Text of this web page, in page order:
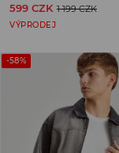
599 CZK 1 199 CZK
VÝPRODEJ
-58%